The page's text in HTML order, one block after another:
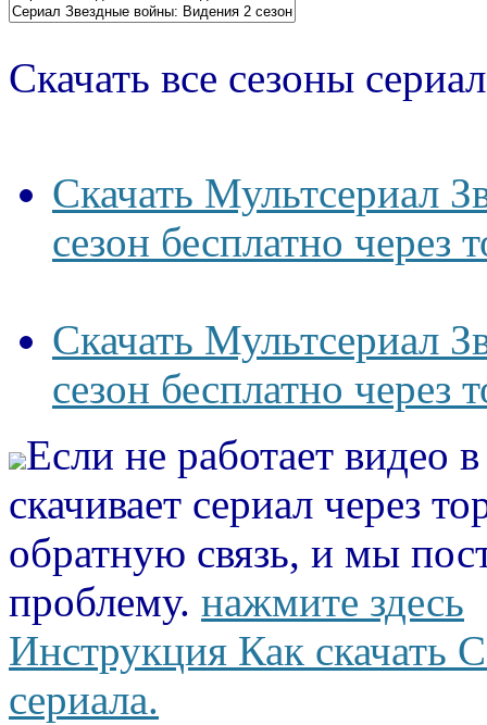
Скачать все сезоны
Скачать Мультсериал
сезон бесплатно через
Скачать Мультсериал
сезон бесплатно через
Если не работает видео
скачивает сериал через
обратную связь, и мы
проблему. нажмите здесь
Инструкция Как скачать
сериала.